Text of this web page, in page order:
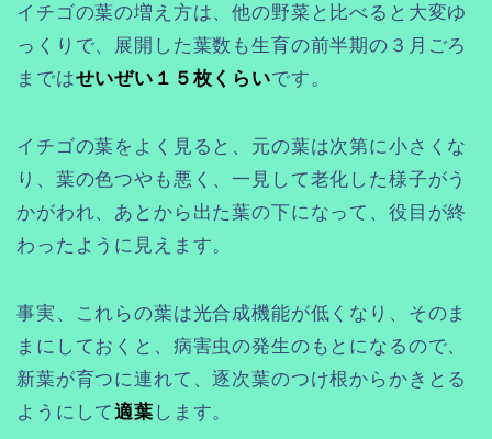
イチゴの葉の増え方は、他の野菜と比べると大変ゆ
っくりで、展開した葉数も生育の前半期の３月ごろ
まではせいぜい１５枚くらいです。
イチゴの葉をよく見ると、元の葉は次第に小さくな
り、葉の色つやも悪く、一見して老化した様子がう
かがわれ、あとから出た葉の下になって、役目が終
わったように見えます。
事実、これらの葉は光合成機能が低くなり、そのま
まにしておくと、病害虫の発生のもとになるので、
新葉が育つに連れて、逐次葉のつけ根からかきとる
ようにして適葉 します。